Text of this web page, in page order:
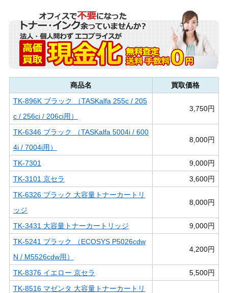
商品名
買取価格
TK-896K ブラック （TASKalfa 255c / 205
c / 256ci / 206ci用）
3,750円
TK-6346 ブラック （TASKalfa 5004i / 600
4i / 7004i用）
8,000円
TK-7301
9,000円
TK-3101 京セラ
3,600円
TK-6326 ブラック 大容量トナーカートリ
ッジ
8,000円
TK-3431 大容量トナーカートリッジ
9,000円
TK-5241 ブラック （ECOSYS P5026cdw
N / M5526cdw用）
4,200円
TK-8376 イエロー 京セラ
5,500円
TK-8516 マゼンタ 大容量トナーカートリ